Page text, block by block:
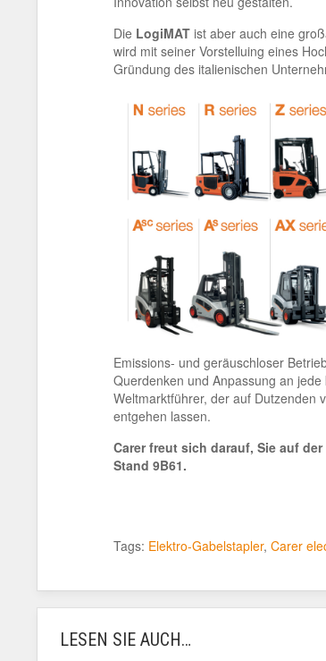
Die LogiMAT ist aber auch eine
wird mit seiner Vorstelluing eines
Gründung des italienischen
Emissions- und geräuschloser
Querdenken und Anpassung an
Weltmarktführer, der auf Dutzenden
entgehen lassen.
Carer freut sich darauf, Sie auf
Stand 9B61.
Tags: Elektro-Gabelstapler, Carer
LESEN SIE AUCH…